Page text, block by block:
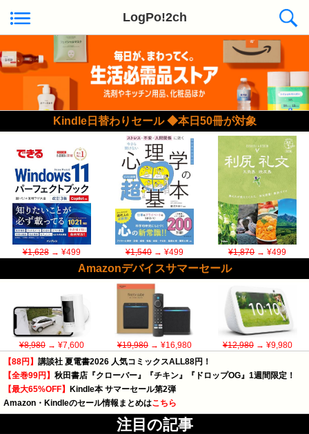
LogPo!2ch
Kindle日替わりセール ◆本日50冊が対象
¥1,628→ ¥499 ¥1,540→ ¥499 ¥1,870→ ¥499
Amazonデバイスサマーセール
¥8,980→ ¥7,600 ¥19,980→ ¥16,980 ¥12,980→ ¥9,980
【88円】 講談社 夏電書2026 人気コミックスALL88円！
【全巻99円】 秋田書店『クローバー』『チキン』『ドロップOG』1週間限定！
【最大65%OFF】 Kindle本 サマーセール第2弾
Amazon・Kindleのセール情報まとめはこちら
注目の記事